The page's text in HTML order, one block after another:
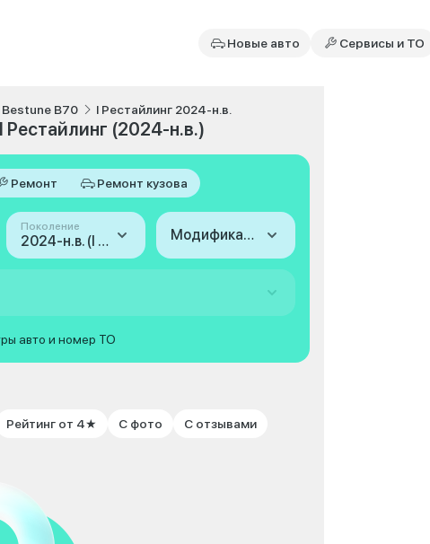
Новые авто Сервисы и ТО
Bestune B70 I Рестайлинг 2024-н.в.
Рестайлинг (2024-н.в.)
Ремонт Ремонт кузова
Поколение
2024-н.в. (I Рестайлинг) Модификация
авто и номер ТО
Рейтинг от 4★ С фото С отзывами